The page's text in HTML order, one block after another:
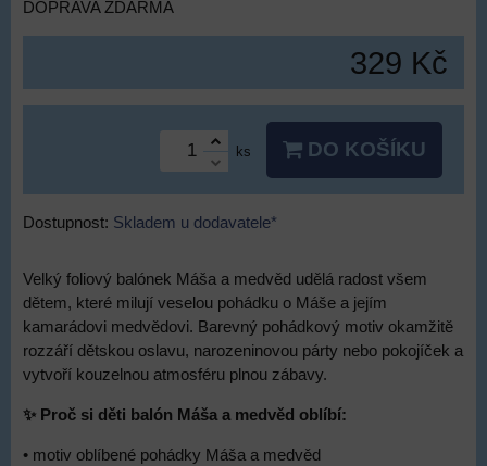
DOPRAVA ZDARMA
329 Kč
ks DO KOŠÍKU
Dostupnost: Skladem u dodavatele*
Velký foliový balónek Máša a medvěd udělá radost všem
dětem, které milují veselou pohádku o Máše a jejím
kamarádovi medvědovi. Barevný pohádkový motiv okamžitě
rozzáří dětskou oslavu, narozeninovou párty nebo pokojíček a
vytvoří kouzelnou atmosféru plnou zábavy.
✨ Proč si děti balón Máša a medvěd oblíbí:
• motiv oblíbené pohádky Máša a medvěd